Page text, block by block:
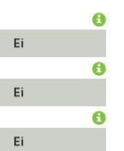
Ei
Ei
Ei